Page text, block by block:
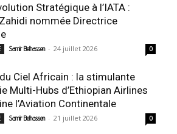
Stratégique à l’IATA :
nommée Directrice
Samir Belhassen - 24 juillet 2026 0
du Ciel Africain : la stimulante
Multi-Hubs d’Ethiopian Airlines
l’Aviation Continentale
Samir Belhassen - 21 juillet 2026 0